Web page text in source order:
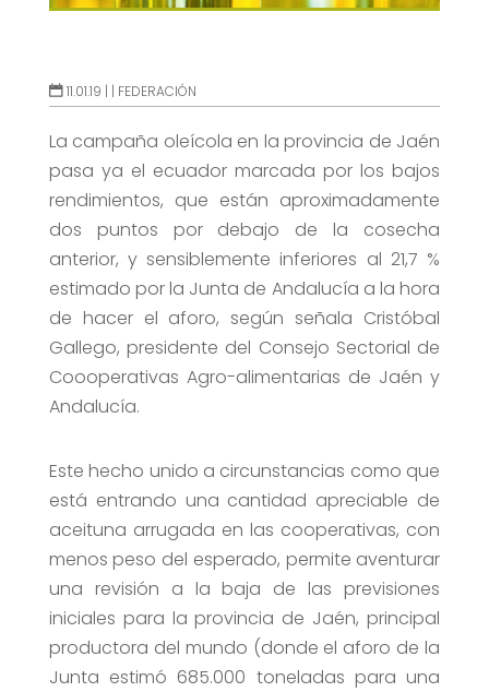
11.01.19 | | FEDERACIÓN
La campaña oleícola en la provincia de Jaén
pasa ya el ecuador marcada por los bajos
rendimientos, que están aproximadamente
dos puntos por debajo de la cosecha
anterior, y sensiblemente inferiores al 21,7 %
estimado por la Junta de Andalucía a la hora
de hacer el aforo, según señala Cristóbal
Gallego, presidente del Consejo Sectorial de
Coooperativas Agro-alimentarias de Jaén y
Andalucía.
Este hecho unido a circunstancias como que
está entrando una cantidad apreciable de
aceituna arrugada en las cooperativas, con
menos peso del esperado, permite aventurar
una revisión a la baja de las previsiones
iniciales para la provincia de Jaén, principal
productora del mundo (donde el aforo de la
Junta estimó 685.000 toneladas para una